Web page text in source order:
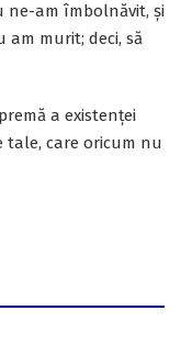
ne-am îmbolnăvit, şi
murit; deci, să
a existenței
tale, care oricum nu